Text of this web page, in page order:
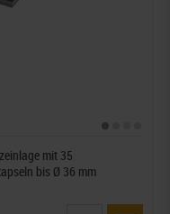
mit 35
bis Ø 36 mm